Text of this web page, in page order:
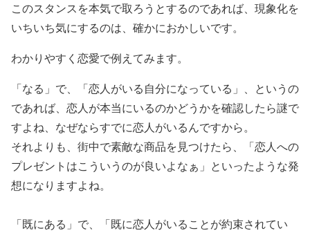
このスタンスを本気で取ろうとするのであれば、現象化を
いちいち気にするのは、確かにおかしいです。
わかりやすく恋愛で例えてみます。
「なる」で、「恋人がいる自分になっている」、というの
であれば、恋人が本当にいるのかどうかを確認したら謎で
すよね、なぜならすでに恋人がいるんですから。
それよりも、街中で素敵な商品を見つけたら、「恋人への
プレゼントはこういうのが良いよなぁ」といったような発
想になりますよね。
「既にある」で、「既に恋人がいることが約束されてい